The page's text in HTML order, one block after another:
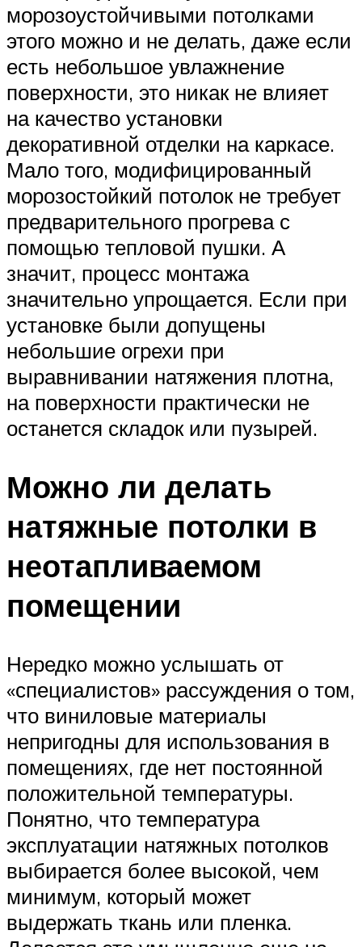
морозоустойчивыми потолками
этого можно и не делать, даже если
есть небольшое увлажнение
поверхности, это никак не влияет
на качество установки
декоративной отделки на каркасе.
Мало того, модифицированный
морозостойкий потолок не требует
предварительного прогрева с
помощью тепловой пушки. А
значит, процесс монтажа
значительно упрощается. Если при
установке были допущены
небольшие огрехи при
выравнивании натяжения плотна,
на поверхности практически не
останется складок или пузырей.
Можно ли делать
натяжные потолки в
неотапливаемом
помещении
Нередко можно услышать от
«специалистов» рассуждения о том,
что виниловые материалы
непригодны для использования в
помещениях, где нет постоянной
положительной температуры.
Понятно, что температура
эксплуатации натяжных потолков
выбирается более высокой, чем
минимум, который может
выдержать ткань или пленка.